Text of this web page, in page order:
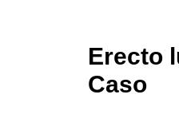
Erecto
Caso